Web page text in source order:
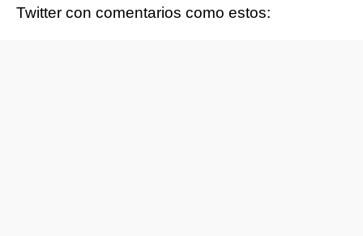
Twitter con comentarios como estos: